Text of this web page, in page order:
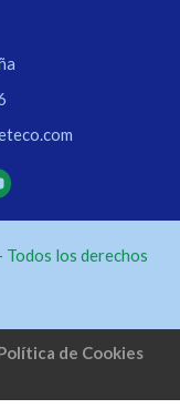
los derechos
de Cookies